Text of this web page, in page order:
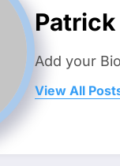
Add your
View All